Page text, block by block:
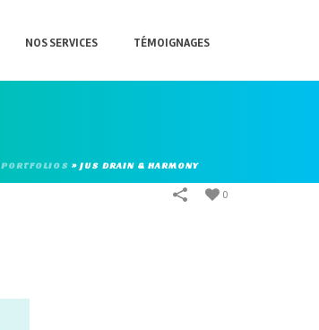
NOS SERVICES TÉMOIGNAGES
PORTFOLIOS » JUS DRAIN & HARMONY
0